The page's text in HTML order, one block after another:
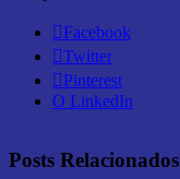
Facebook
Twitter
Pinterest
O LinkedIn
Posts Relacionados